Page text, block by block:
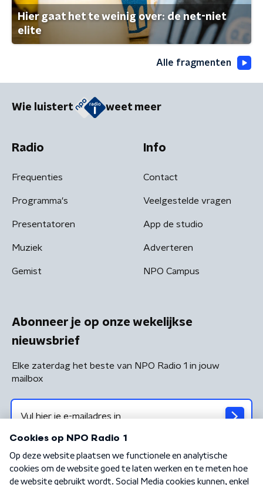
Hier gaat het te weinig over: de net-niet
elite
Alle fragmenten
Wie luistert weet meer
Radio
Frequenties
Programma's
Presentatoren
Muziek
Gemist
Info
Contact
Veelgestelde vragen
App de studio
Adverteren
NPO Campus
Abonneer je op onze wekelijkse
nieuwsbrief
Elke zaterdag het beste van NPO Radio 1 in jouw
mailbox